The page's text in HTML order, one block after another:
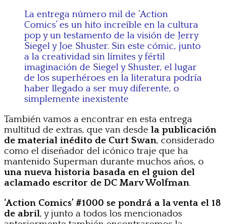
La entrega número mil de ‘Action
Comics’ es un hito increíble en la cultura
pop y un testamento de la visión de Jerry
Siegel y Joe Shuster. Sin este cómic, junto
a la creatividad sin límites y fértil
imaginación de Siegel y Shuster, el lugar
de los superhéroes en la literatura podría
haber llegado a ser muy diferente, o
simplemente inexistente
También vamos a encontrar en esta entrega
multitud de extras, que van desde la publicación
de material inédito de Curt Swan, considerado
como el diseñador del icónico traje que ha
mantenido Superman durante muchos años, o
una nueva historia basada en el guion del
aclamado escritor de DC Marv Wolfman.
‘Action Comics’ #1000 se pondrá a la venta el 18
de abril, y junto a todos los mencionados